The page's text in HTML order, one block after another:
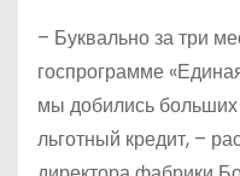
– Буквально за три
госпрограмме
мы добились больших
льготный кредит, –